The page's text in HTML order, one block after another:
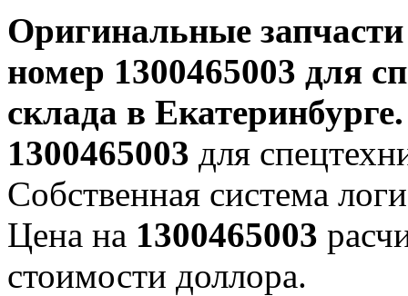
Оригинальные
номер 1300465003 для
склада в Екатеринбурге.
1300465003 для
Собственная система
Цена на 1300465003
стоимости доллора.